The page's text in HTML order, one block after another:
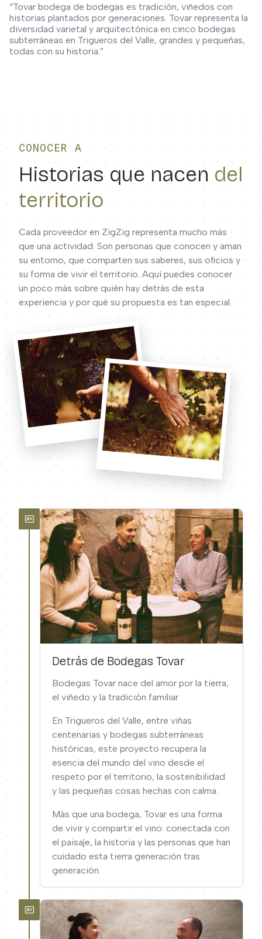
“Tovar bodega de bodegas es tradición, viñedos con
historias plantados por generaciones. Tovar representa la
diversidad varietal y arquitectónica en cinco bodegas
subterráneas en Trigueros del Valle, grandes y pequeñas,
todas con su historia.”
CONOCER A
Historias que nacen del
territorio
Cada proveedor en ZigZig representa mucho más
que una actividad. Son personas que conocen y aman
su entorno, que comparten sus saberes, sus oficios y
su forma de vivir el territorio. Aquí puedes conocer
un poco más sobre quién hay detrás de esta
experiencia y por qué su propuesta es tan especial.
Detrás de Bodegas Tovar
Bodegas Tovar nace del amor por la tierra,
el viñedo y la tradición familiar
En Trigueros del Valle, entre viñas
centenarias y bodegas subterráneas
históricas, este proyecto recupera la
esencia del mundo del vino desde el
respeto por el territorio, la sostenibilidad
y las pequeñas cosas hechas con calma.
Más que una bodega, Tovar es una forma
de vivir y compartir el vino: conectada con
el paisaje, la historia y las personas que han
cuidado esta tierra generación tras
generación.